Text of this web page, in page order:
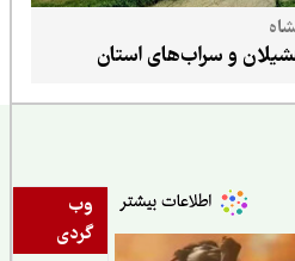
و سراب‌های استان
وب
گردی